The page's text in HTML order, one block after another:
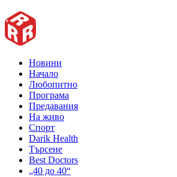
Новини
Начало
Любопитно
Програма
Предавания
На живо
Спорт
Darik Health
Търсене
Best Doctors
„40 до 40“